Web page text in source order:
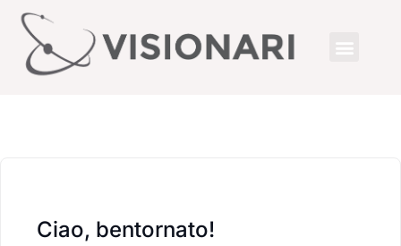
Ciao, bentornato!